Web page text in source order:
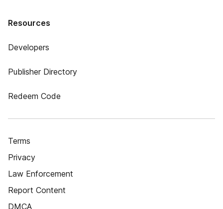
Resources
Developers
Publisher Directory
Redeem Code
Terms
Privacy
Law Enforcement
Report Content
DMCA